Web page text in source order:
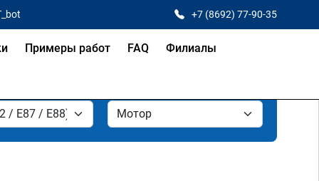
+7 (8692) 77-90-35
Примеры работ FAQ Филиалы